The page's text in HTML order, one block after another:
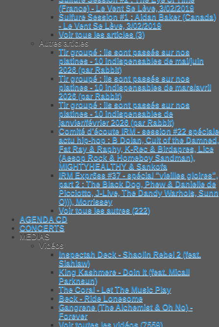
(France) - Le Vent Se Lève, 3/02/2019
Sulfure Session #1 : Aidan Baker (Canada)
- Le Vent Se Lève, 3/02/2019
Voir tous les articles (3)
Autres articles
Tir groupé : ils sont passés sur nos
platines - 10 indispensables de mai/juin
2026 (par Rabbit)
Tir groupé : ils sont passés sur nos
platines - 10 indispensables de mars/avril
2026 (par Rabbit)
Tir groupé : ils sont passés sur nos
platines - 10 indispensables de
janvier/février 2026 (par Rabbit)
Comité d’écoute IRM - session #22 spéciale
actu hip-hop : B Dolan, Cult of the Damned,
Fat Ray & Raphy, K-Rec & Birdapres, Lice
(Aesop Rock & Homeboy Sandman),
MIGHTYHEALTHY & Sankofa
IRM Expr6ss #37 - spécial "vieilles gloires",
part 2 : The Black Dog, Phew & Danielle de
Picciotto, J-Live, The Dandy Warhols, Sunn
O))), Morrissey
Voir tous les autres (222)
AGENDA CD
CONCERTS
MEDIAS
Vidéos
Inspectah Deck - Shaolin Rebel 2 (feat.
Siahlaw)
King Kashmere - Doin It (feat. Micall
Parknsun)
The Coral - Let The Music Play
Beck - Ride Lonesome
Gangrene (The Alchemist & Oh No) -
Forever
Voir toutes les vidéos (7559)